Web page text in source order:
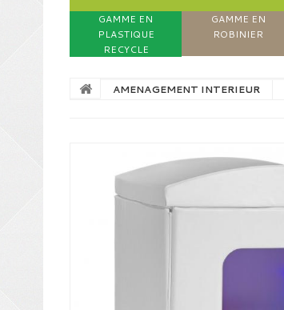
GAMME EN
PLASTIQUE
RECYCLE
GAMME EN
ROBINIER
AMENAGEMENT INTERIEUR